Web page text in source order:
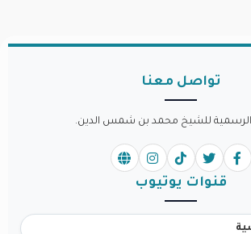
تواصل معنا
الرسمية للشيخ محمد بن شمس الدين.
قنوات يوتيوب